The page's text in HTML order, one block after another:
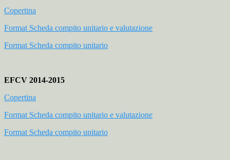
Copertina
Format Scheda compito unitario e valutazione
Format Scheda compito unitario
EFCV 2014-2015
Copertina
Format Scheda compito unitario e valutazione
Format Scheda compito unitario